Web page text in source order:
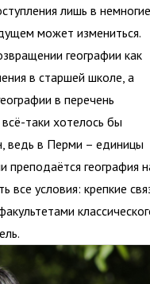
лишь в немногие
может измениться.
географии как
в старшей школе, а
в перечень
таки хотелось бы
ведь в Перми – единицы
преподаётся география
все условия: крепкие